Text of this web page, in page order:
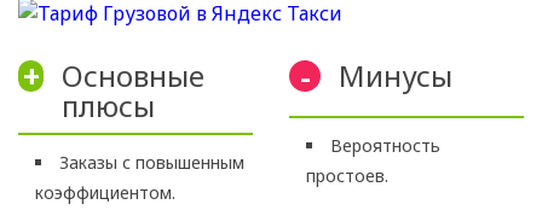
+ Основные
плюсы
Заказы с повышенным
коэффициентом.
- Минусы
Вероятность
простоев.